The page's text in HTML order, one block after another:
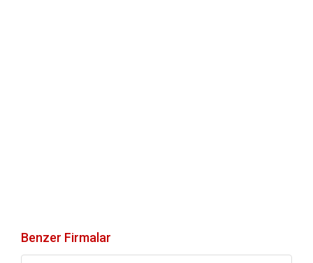
Benzer Firmalar